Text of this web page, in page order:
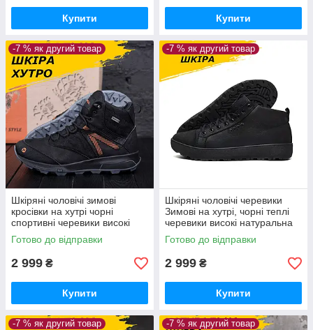
Купити Купити
-7 % як другий товар
Шкіряні чоловічі зимові
кросівки на хутрі чорні
спортивні черевики високі
натуральна шкіра *Мт чорн
бот*
Готово до відправки
2 999 ₴
Купити
-7 % як другий товар
Шкіряні чоловічі черевики
Зимові на хутрі, чорні теплі
черевики високі натуральна
шкіра зима *K-01 ч бот*
Готово до відправки
2 999 ₴
Купити
-7 % як другий товар -7 % як другий товар